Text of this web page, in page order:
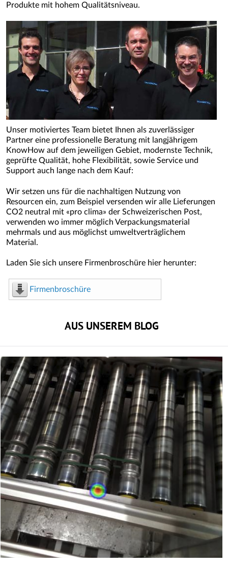
Produkte mit hohem Qualitätsniveau.
Unser motiviertes Team bietet Ihnen als zuverlässiger
Partner eine professionelle Beratung mit langjährigem
KnowHow auf dem jeweiligen Gebiet, modernste Technik,
geprüfte Qualität, hohe Flexibilität, sowie Service und
Support auch lange nach dem Kauf:
Wir setzen uns für die nachhaltigen Nutzung von
Resourcen ein, zum Beispiel versenden wir alle Lieferungen
CO2 neutral mit «pro clima» der Schweizerischen Post,
verwenden wo immer möglich Verpackungsmaterial
mehrmals und aus möglichst umweltverträglichem
Material.
Laden Sie sich unsere Firmenbroschüre hier herunter:
Firmenbroschüre
AUS UNSEREM BLOG